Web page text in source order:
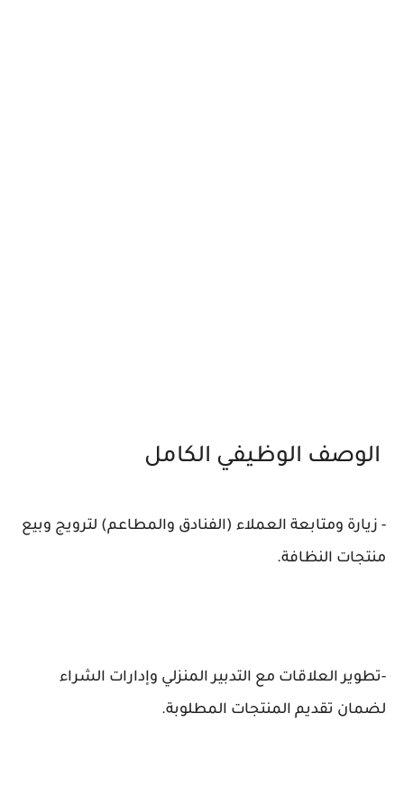
الوصف الوظيفي الكامل
- زيارة ومتابعة العملاء (الفنادق والمطاعم) لترويج وبيع
منتجات النظافة.
-تطوير العلاقات مع التدبير المنزلي وإدارات الشراء
لضمان تقديم المنتجات المطلوبة.